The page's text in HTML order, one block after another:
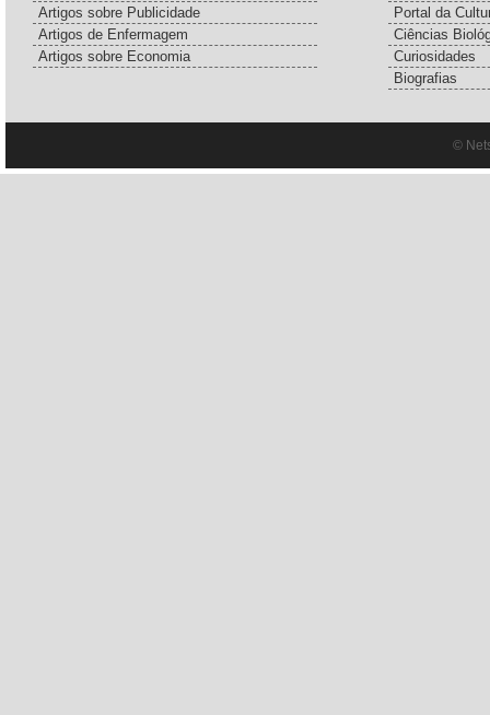
Artigos sobre Publicidade
Artigos de Enfermagem
Artigos sobre Economia
Portal da
Ciências
Curiosidades
Biografias
©